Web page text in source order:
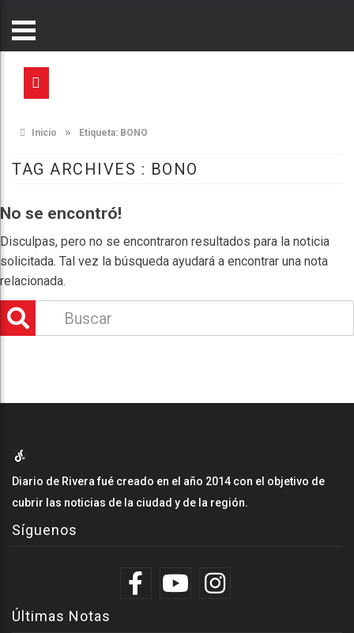
Inicio » Etiqueta: BONO
TAG ARCHIVES : BONO
No se encontró!
Disculpas, pero no se encontraron resultados para la noticia
solicitada. Tal vez la búsqueda ayudará a encontrar una nota
relacionada.
Diario de Rivera fué creado en el año 2014 con el objetivo de
cubrir las noticias de la ciudad y de la región.
Síguenos
Últimas Notas